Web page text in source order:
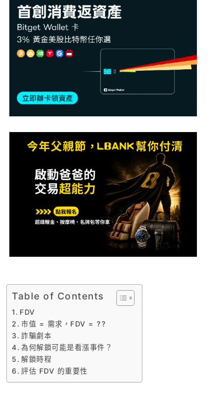
Table of Contents
FDV
市值 = 需求，FDV = ??
詐騙劇本
為何解鎖可能是看漲事件？
解鎖時程
評估 FDV 的重要性